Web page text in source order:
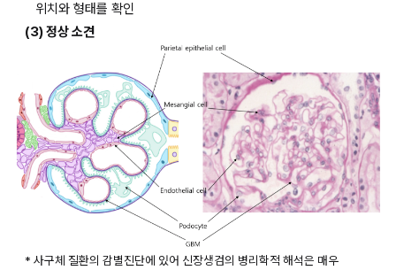
위치와 형태를 확인
(3) 정상 소견
* 사구체 질환의 감별진단에 있어 신장생검의 병리학적 해석은 매우